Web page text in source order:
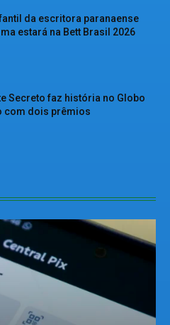
da escritora paranaense
estará na Bett Brasil 2026
Secreto faz história no Globo
com dois prêmios